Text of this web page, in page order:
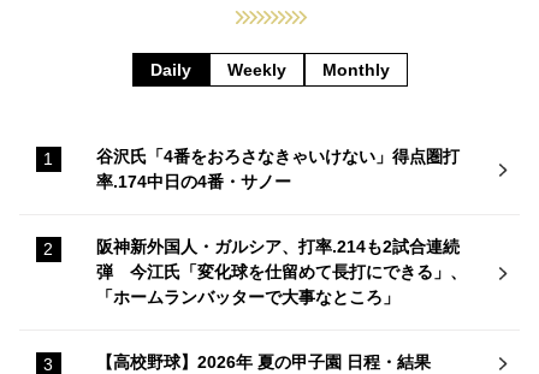
Daily Weekly Monthly
谷沢氏「4番をおろさなきゃいけない」得点圏打
率.174中日の4番・サノー
阪神新外国人・ガルシア、打率.214も2試合連続
弾 今江氏「変化球を仕留めて長打にできる」、
「ホームランバッターで大事なところ」
【高校野球】2026年 夏の甲子園 日程・結果